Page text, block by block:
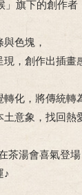
」旗下的創作者
色塊，
，創作出插畫
化，將傳統轉
意象，找回熱
茶湯會喜氣登場
♪